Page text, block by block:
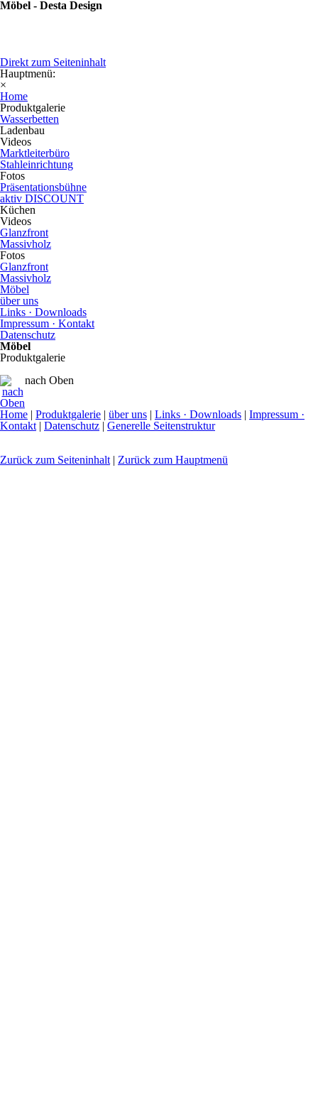
Möbel - Desta Design
Direkt zum Seiteninhalt
Hauptmenü:
×
Home
Produktgalerie
Wasserbetten
Ladenbau
Videos
Marktleiterbüro
Stahleinrichtung
Fotos
Präsentationsbühne
aktiv DISCOUNT
Küchen
Videos
Glanzfront
Massivholz
Fotos
Glanzfront
Massivholz
Möbel
über uns
Links · Downloads
Impressum · Kontakt
Datenschutz
Möbel
Produktgalerie
nach Oben
Home | Produktgalerie | über uns | Links · Downloads | Impressum ·
Kontakt | Datenschutz | Generelle Seitenstruktur
Zurück zum Seiteninhalt | Zurück zum Hauptmenü